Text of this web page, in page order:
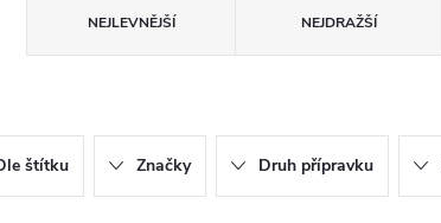
NEJLEVNĚJŠÍ NEJDRAŽŠÍ
štítku Značky Druh přípravku